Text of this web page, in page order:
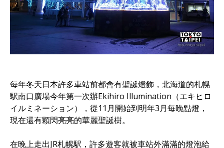
每年冬天日本許多車站前都會有聖誕燈飾，北海道的札幌
駅南口廣場今年第一次辦Ekihiro Illumination（エキヒロ
イルミネーション），從11月開始到明年3月每晚點燈，
現在還有顆閃亮亮的華麗聖誕樹。
在晚上走出JR札幌駅，許多遊客就被車站外滿滿的燈泡給